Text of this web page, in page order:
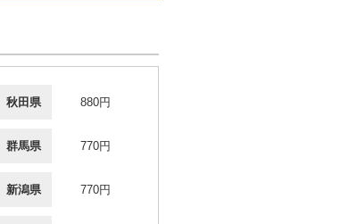
秋田県 880円
群馬県 770円
新潟県 770円